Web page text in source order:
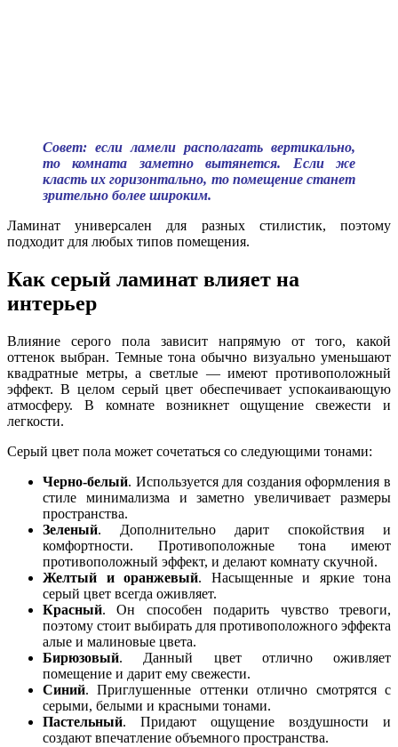
Совет: если ламели располагать вертикально,
то комната заметно вытянется. Если же
класть их горизонтально, то помещение станет
зрительно более широким.
Ламинат универсален для разных стилистик, поэтому
подходит для любых типов помещения.
Как серый ламинат влияет на
интерьер
Влияние серого пола зависит напрямую от того, какой
оттенок выбран. Темные тона обычно визуально уменьшают
квадратные метры, а светлые — имеют противоположный
эффект. В целом серый цвет обеспечивает успокаивающую
атмосферу. В комнате возникнет ощущение свежести и
легкости.
Серый цвет пола может сочетаться со следующими тонами:
Черно-белый. Используется для создания оформления в
стиле минимализма и заметно увеличивает размеры
пространства.
Зеленый. Дополнительно дарит спокойствия и
комфортности. Противоположные тона имеют
противоположный эффект, и делают комнату скучной.
Желтый и оранжевый. Насыщенные и яркие тона
серый цвет всегда оживляет.
Красный. Он способен подарить чувство тревоги,
поэтому стоит выбирать для противоположного эффекта
алые и малиновые цвета.
Бирюзовый. Данный цвет отлично оживляет
помещение и дарит ему свежести.
Синий. Приглушенные оттенки отлично смотрятся с
серыми, белыми и красными тонами.
Пастельный. Придают ощущение воздушности и
создают впечатление объемного пространства.